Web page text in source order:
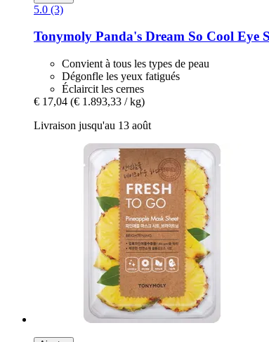
5.0 (3)
Tonymoly Panda's Dream So Cool Eye
Convient à tous les types de peau
Dégonfle les yeux fatigués
Éclaircit les cernes
€ 17,04 (€ 1.893,33 / kg)
Livraison jusqu'au 13 août